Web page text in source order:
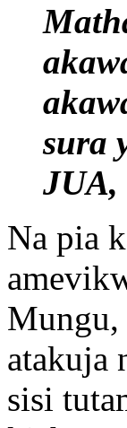
sura
JUA,
Na pia
Mungu,
atakuja
sisi